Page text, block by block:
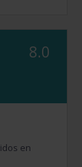
8.0
en